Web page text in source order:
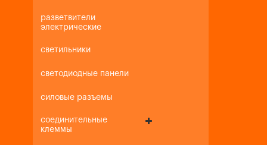
разветвители
электрические
светильники
светодиодные панели
силовые разъемы
соединительные
клеммы